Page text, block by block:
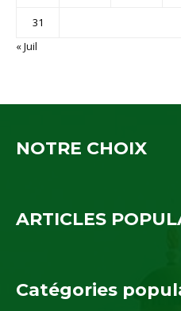
31
« Juil
NOTRE CHOIX
ARTICLES
Catégories